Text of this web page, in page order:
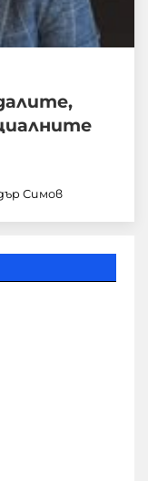
Симов